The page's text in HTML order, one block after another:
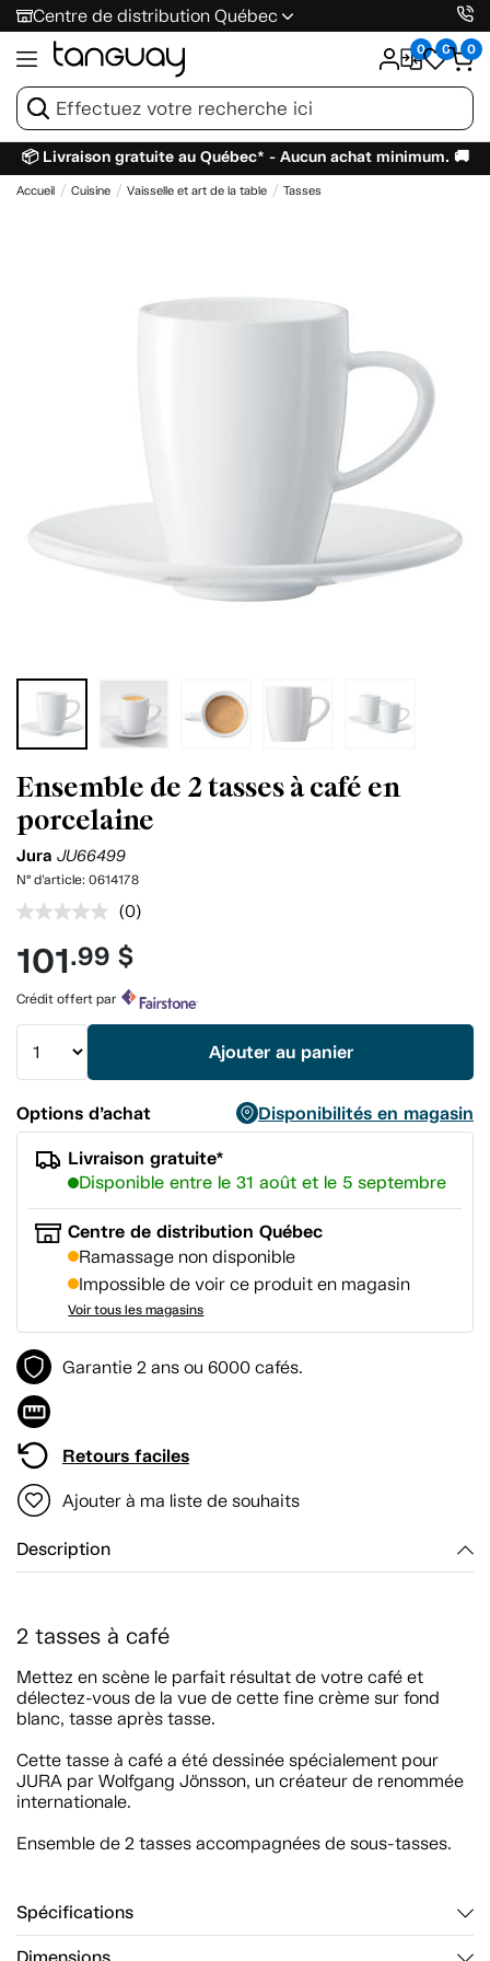
Centre de distribution Québec
0 0 0
📦 Livraison gratuite au Québec* - Aucun achat minimum. 🚚
Accueil Cuisine Vaisselle et art de la table Tasses
Ensemble de 2 tasses à café en
porcelaine
Jura JU66499
N° d'article: 0614178
Aucune
pour
ce
produit.
Lien
vers
page.
(0)
101.99 $
Crédit offert par
Ajouter au panier
Options d’achat
Disponibilités en magasin
Livraison gratuite*
Disponible entre le 31 août et le 5 septembre
Centre de distribution Québec
Ramassage non disponible
Impossible de voir ce produit en magasin
Voir tous les magasins
Garantie 2 ans ou 6000 cafés.
Retours faciles
Ajouter à ma liste de souhaits
Description
2 tasses à café
Mettez en scène le parfait résultat de votre café et
délectez-vous de la vue de cette fine crème sur fond
blanc, tasse après tasse.
Cette tasse à café a été dessinée spécialement pour
JURA par Wolfgang Jönsson, un créateur de renommée
internationale.
Ensemble de 2 tasses accompagnées de sous-tasses.
Spécifications